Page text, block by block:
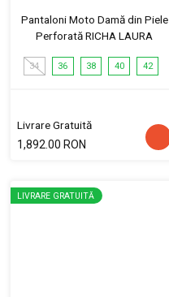
Pantaloni Moto Damă din Piele
Perforată RICHA LAURA
34 36 38 40 42
Livrare Gratuită
1,892.00 RON
LIVRARE GRATUITĂ